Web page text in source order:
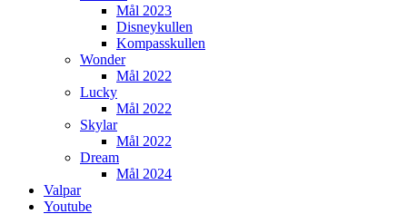
Mål 2023
Disneykullen
Kompasskullen
Wonder
Mål 2022
Lucky
Mål 2022
Skylar
Mål 2022
Dream
Mål 2024
Valpar
Youtube